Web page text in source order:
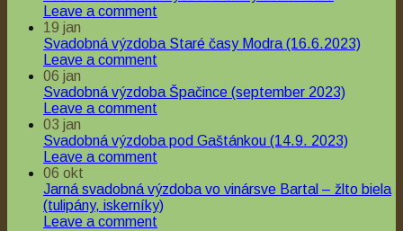
Leave a comment
19 jan
Svadobná výzdoba Staré časy Modra (16.6.2023)
Leave a comment
06 jan
Svadobná výzdoba Špačince (september 2023)
Leave a comment
03 jan
Svadobná výzdoba pod Gaštánkou (14.9. 2023)
Leave a comment
06 okt
Jarná svadobná výzdoba vo vinársve Bartal – žlto biela
(tulipány, iskerníky)
Leave a comment